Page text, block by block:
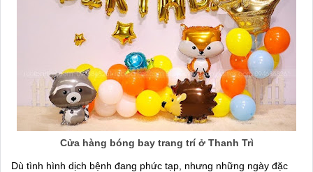
Cửa hàng bóng bay trang trí ở Thanh Trì
Dù tình hình dịch bệnh đang phức tạp, nhưng những ngày đặc